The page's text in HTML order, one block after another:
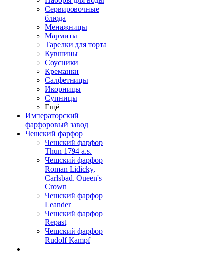
Сервировочные
блюда
Менажницы
Мармиты
Тарелки для торта
Кувшины
Соусники
Креманки
Салфетницы
Икорницы
Супницы
Ещё
Императорский
фарфоровый завод
Чешский фарфор
Чешский фарфор
Thun 1794 a.s.
Чешский фарфор
Roman Lidicky,
Carlsbad, Queen's
Crown
Чешский фарфор
Leander
Чешский фарфор
Repast
Чешский фарфор
Rudolf Kampf